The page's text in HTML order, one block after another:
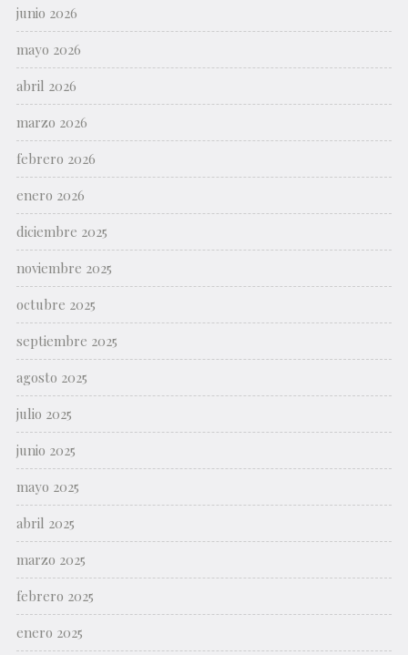
junio 2026
mayo 2026
abril 2026
marzo 2026
febrero 2026
enero 2026
diciembre 2025
noviembre 2025
octubre 2025
septiembre 2025
agosto 2025
julio 2025
junio 2025
mayo 2025
abril 2025
marzo 2025
febrero 2025
enero 2025